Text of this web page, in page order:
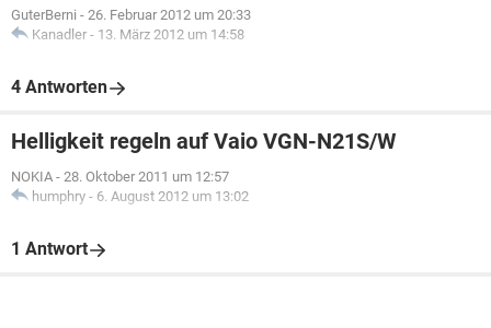
GuterBerni - 26. Februar 2012 um 20:33
Kanadler - 13. März 2012 um 14:58
4 Antworten
Helligkeit regeln auf Vaio VGN-N21S/W
NOKIA - 28. Oktober 2011 um 12:57
humphry - 6. August 2012 um 13:02
1 Antwort